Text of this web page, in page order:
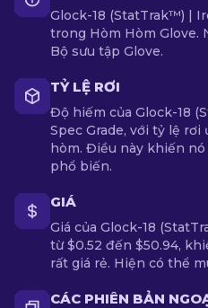
Glock-18 (StatTrak™) |
trong Hòm Hòm Glove.
Bộ sưu tập Glove.
TỶ LỆ RƠI
Độ hiếm của Glock-18
Spec Grade, với tỷ lệ
hòm. Điều này khiến
phổ biến.
GIÁ
Giá của Glock-18
từ $0.52 đến $50.94,
rất giá rẻ. Hiện có thể
CÁC PHIÊN BẢN